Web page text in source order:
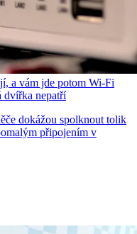
a vám jde potom Wi-Fi
dvířka nepatří
dokážou spolknout tolik
připojením v